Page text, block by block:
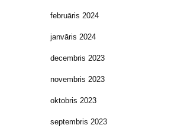
februāris 2024
janvāris 2024
decembris 2023
novembris 2023
oktobris 2023
septembris 2023